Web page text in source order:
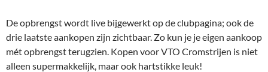
De opbrengst wordt live bijgewerkt op de clubpagina; ook de
drie laatste aankopen zijn zichtbaar. Zo kun je je eigen aankoop
mét opbrengst terugzien. Kopen voor VTO Cromstrijen is niet
alleen supermakkelijk, maar ook hartstikke leuk!